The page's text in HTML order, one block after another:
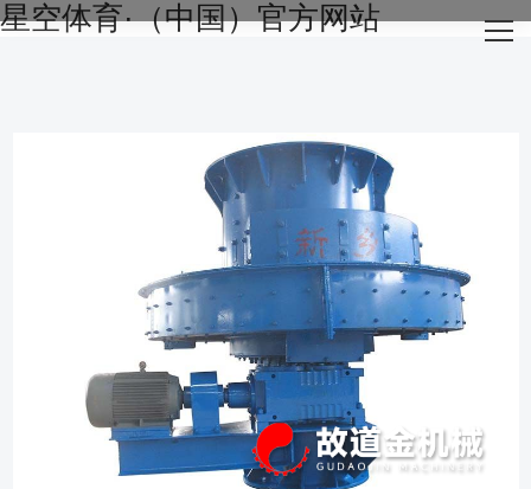
星空体育·（中国）官方网站
网站星空体育·（中国）官方网站
星空体育·（中国）官方网站-STARSKY SPORT